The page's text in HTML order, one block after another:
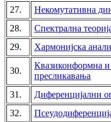
27.
Некомутативна
28.
Спектрална
29.
Хармонијска
30.
Квазиконформна и
пресликавања
31. Диференцијални
32.